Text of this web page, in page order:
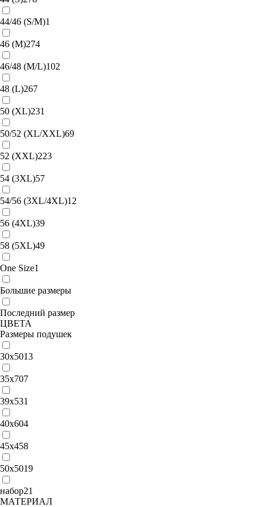
44/46 (S/M)1
46 (M)274
46/48 (M/L)102
48 (L)267
50 (XL)231
50/52 (XL/XXL)69
52 (XXL)223
54 (3XL)57
54/56 (3XL/4XL)12
56 (4XL)39
58 (5XL)49
One Size1
Большие размеры
Последний размер
ЦВЕТА
Размеры подушек
30х5013
35х707
39x531
40x604
45х458
50x5019
набор21
МАТЕРИАЛ